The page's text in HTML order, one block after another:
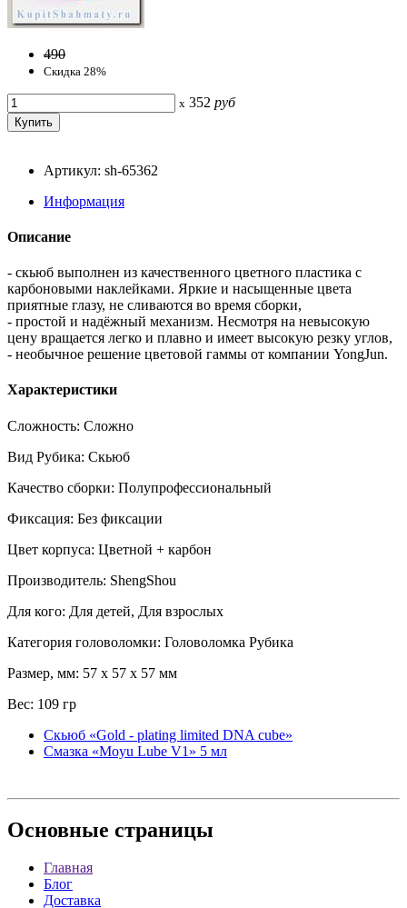
490
Скидка 28%
x 352 руб
Артикул: sh-65362
Информация
Описание
- скьюб выполнен из качественного цветного пластика с
карбоновыми наклейками. Яркие и насыщенные цвета
приятные глазу, не сливаются во время сборки,
- простой и надёжный механизм. Несмотря на невысокую
цену вращается легко и плавно и имеет высокую резку углов,
- необычное решение цветовой гаммы от компании YongJun.
Характеристики
Сложность: Сложно
Вид Рубика: Скьюб
Качество сборки: Полупрофессиональный
Фиксация: Без фиксации
Цвет корпуса: Цветной + карбон
Производитель: ShengShou
Для кого: Для детей, Для взрослых
Категория головоломки: Головоломка Рубика
Размер, мм: 57 x 57 x 57 мм
Вес: 109 гр
Скьюб «Gold - plating limited DNA cube»
Смазка «Moyu Lube V1» 5 мл
Основные страницы
Главная
Блог
Доставка